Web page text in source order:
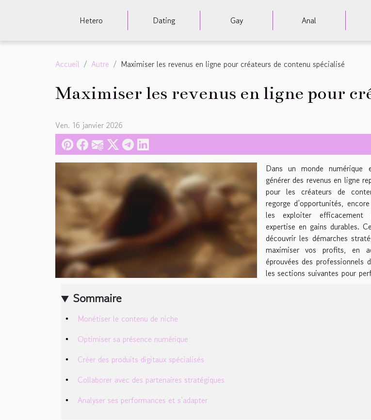
Hetero Dating Gay Anal
Accueil Autre Maximiser les revenus en ligne pour créateurs de contenu spécialisé
Maximiser les revenus en ligne pour
Ven. 16 janvier 2026
Sommaire
Monétiser le contenu de niche
Optimiser sa présence numérique
Créer des produits digitaux spécialisés
Collaborer avec des partenaires stratégiques
Analyser ses performances et s’adapter
Dans un monde numérique
générer des revenus en ligne
pour les créateurs de
regorge d’opportunités,
les exploiter efficacement
expertise en gains durables.
découvrir les démarches
maximiser vos profits, en
éprouvées des professionnels
les sections suivantes pour